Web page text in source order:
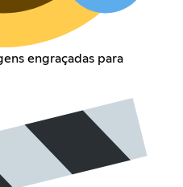
engraçadas para